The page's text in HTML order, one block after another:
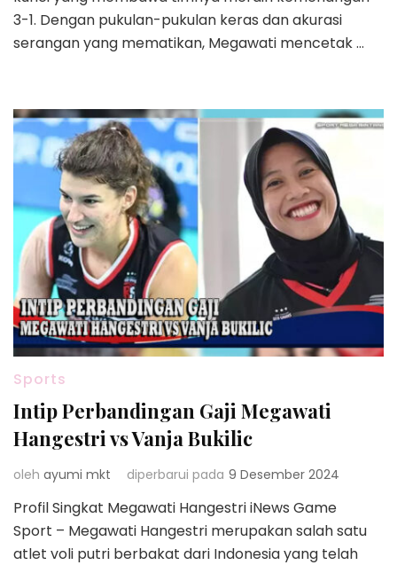
3-1. Dengan pukulan-pukulan keras dan akurasi
serangan yang mematikan, Megawati mencetak …
Sports
Intip Perbandingan Gaji Megawati
Hangestri vs Vanja Bukilic
oleh ayumi mkt diperbarui pada 9 Desember 2024
Profil Singkat Megawati Hangestri iNews Game
Sport – Megawati Hangestri merupakan salah satu
atlet voli putri berbakat dari Indonesia yang telah